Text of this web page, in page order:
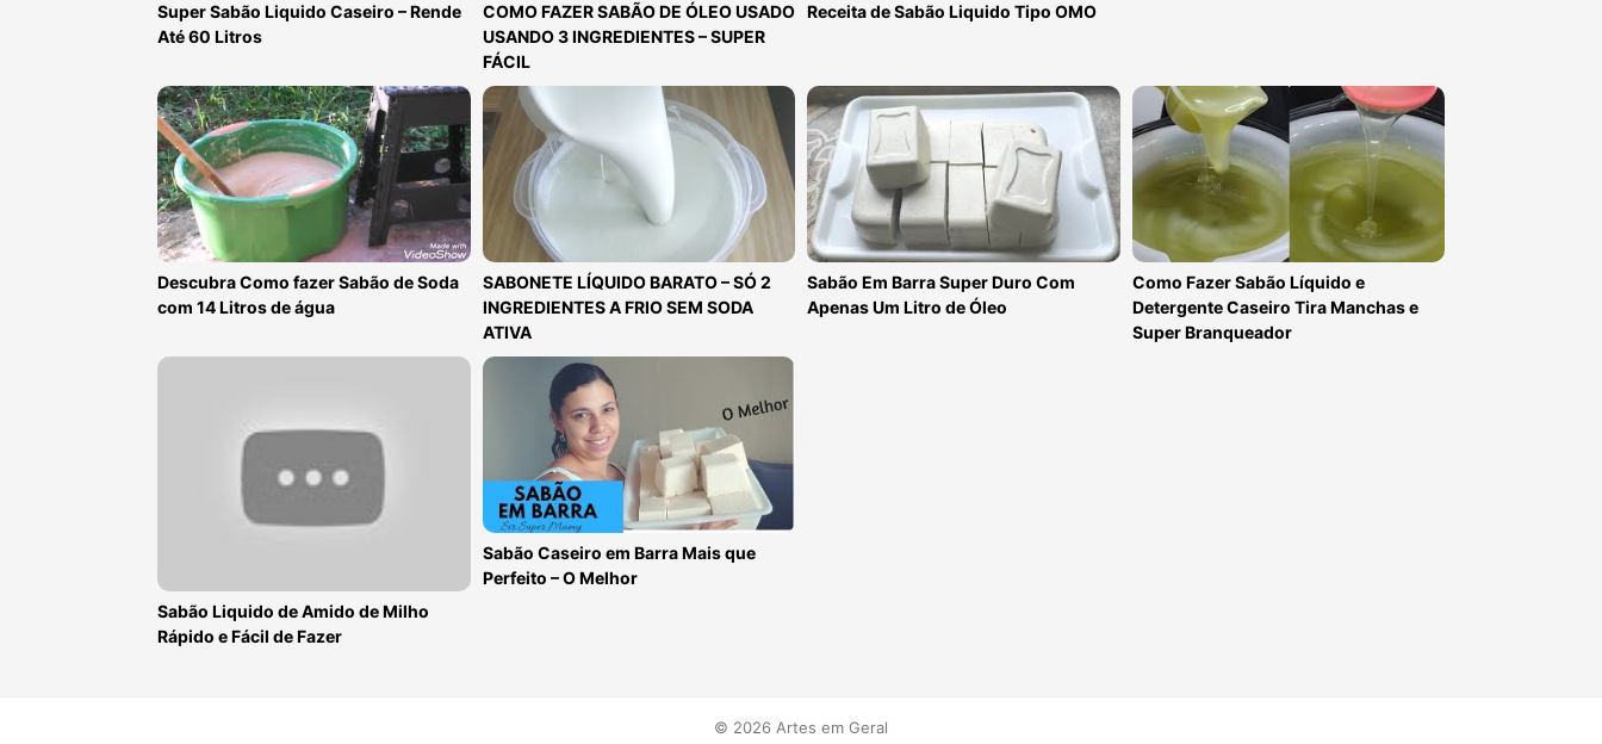
Super Sabão Liquido Caseiro – Rende
Até 60 Litros
COMO FAZER SABÃO DE ÓLEO USADO
USANDO 3 INGREDIENTES – SUPER
FÁCIL
Receita de Sabão Liquido Tipo OMO
Descubra Como fazer Sabão de Soda
com 14 Litros de água
SABONETE LÍQUIDO BARATO – SÓ 2
INGREDIENTES A FRIO SEM SODA
ATIVA
Sabão Em Barra Super Duro Com
Apenas Um Litro de Óleo
Como Fazer Sabão Líquido e
Detergente Caseiro Tira Manchas e
Super Branqueador
Sabão Liquido de Amido de Milho
Rápido e Fácil de Fazer
Sabão Caseiro em Barra Mais que
Perfeito – O Melhor
© 2026 Artes em Geral